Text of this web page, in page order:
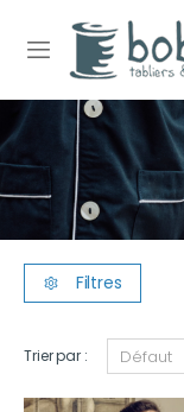
Filtres
Trier par :